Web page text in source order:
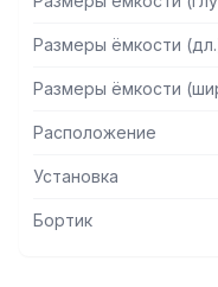
Размеры ёмкости
Размеры ёмкости
Расположение
Установка
Бортик